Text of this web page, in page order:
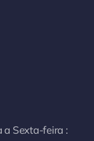
a Sexta-feira :